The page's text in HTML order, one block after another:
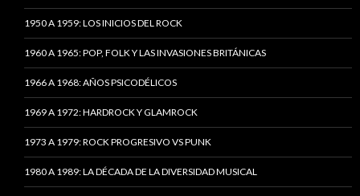
1950 A 1959: LOS INICIOS DEL ROCK
1960 A 1965: POP, FOLK Y LAS INVASIONES BRITÁNICAS
1966 A 1968: AÑOS PSICODÉLICOS
1969 A 1972: HARDROCK Y GLAMROCK
1973 A 1979: ROCK PROGRESIVO VS PUNK
1980 A 1989: LA DÉCADA DE LA DIVERSIDAD MUSICAL